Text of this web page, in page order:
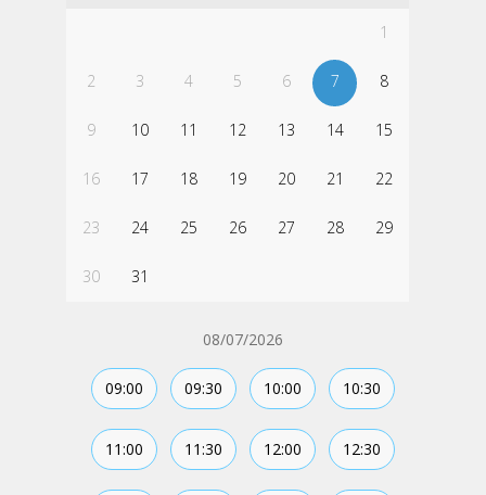
1
2 3 4 5 6 7 8
9 10 11 12 13 14 15
16 17 18 19 20 21 22
23 24 25 26 27 28 29
30 31
08/07/2026
09:00 09:30 10:00 10:30
11:00 11:30 12:00 12:30